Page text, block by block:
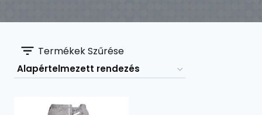
Termékek Szűrése